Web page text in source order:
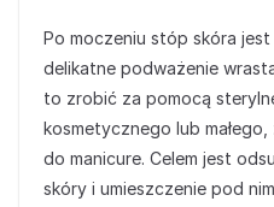
Po moczeniu stóp skóra jest
delikatne podważenie
to zrobić za pomocą
kosmetycznego lub
do manicure. Celem jest
skóry i umieszczenie pod